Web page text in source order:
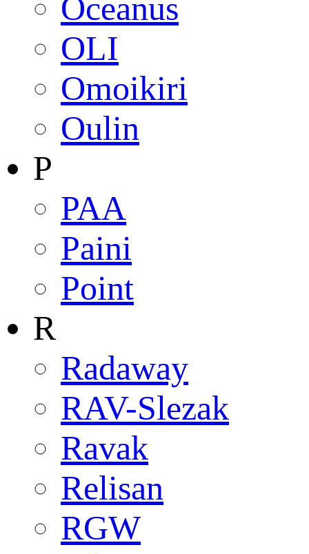
Oceanus
OLI
Omoikiri
Oulin
P
PAA
Paini
Point
R
Radaway
RAV-Slezak
Ravak
Relisan
RGW